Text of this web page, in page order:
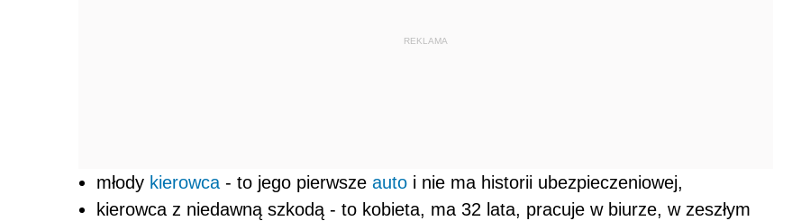
REKLAMA
młody kierowca - to jego pierwsze auto i nie ma historii ubezpieczeniowej,
kierowca z niedawną szkodą - to kobieta, ma 32 lata, pracuje w biurze, w zeszłym